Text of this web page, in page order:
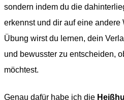
sondern indem du die
erkennst und dir auf eine
Übung wirst du lernen, dein
und bewusster zu entscheiden,
möchtest.
Genau dafür habe ich die